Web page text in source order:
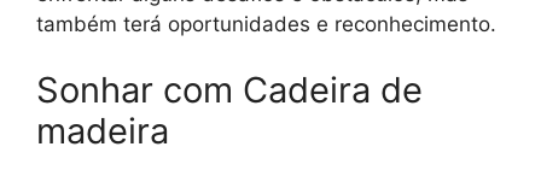
também terá oportunidades e reconhecimento.
Sonhar com Cadeira de
madeira